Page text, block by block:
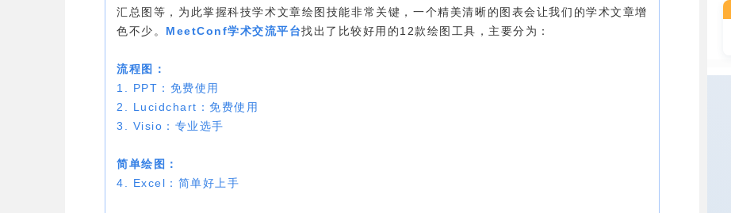
汇总图等，为此掌握科技学术文章绘图技能非常关键，一个精美清晰的图表会让我们的学术文章增
色不少。 MeetConf学术交流平台找出了比较好用的12款绘图工具，主要分为：
流程图：
1. PPT：免费使用
2. Lucidchart：免费使用
3. Visio：专业选手
简单绘图：
4. Excel：简单好上手